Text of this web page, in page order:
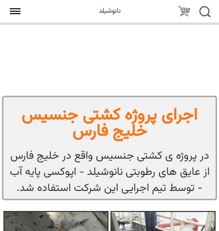
نانوشیلد
اجرای پروژه کشتی جنسیس
خلیج فارس
در پروژه ی کشتی جنسیس واقع در خلیج فارس
از عایق های رطوبتی نانوشیلد - اپوکسی پایه آب
- توسط تیم اجرایی این شرکت استفاده شد.
جستجو
سبد